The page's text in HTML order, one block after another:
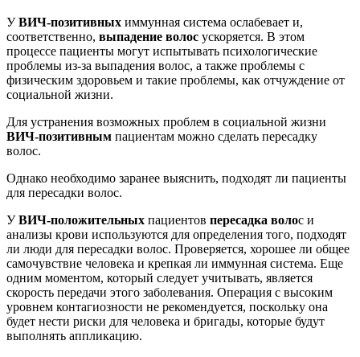
УВИЧ-позитивных иммунная система ослабевает и,
соответственно, выпадение волос ускоряется. В этом
процессе пациенты могут испытывать психологические
проблемы из-за выпадения волос, а также проблемы с
физическим здоровьем и такие проблемы, как отчуждение от
социальной жизни.
Для устранения возможных проблем в социальной жизни
ВИЧ-позитивным пациентам можно сделать пересадку
волос.
Однако необходимо заранее выяснить, подходят ли пациенты
для пересадки волос.
УВИЧ-положительных пациентов пересадка волос и
анализы крови используются для определения того, подходят
ли люди для пересадки волос. Проверяется, хорошее ли общее
самочувствие человека и крепкая ли иммунная система. Еще
одним моментом, который следует учитывать, является
скорость передачи этого заболевания. Операция с высоким
уровнем контагиозности не рекомендуется, поскольку она
будет нести риски для человека и бригады, которые будут
выполнять аппликацию.